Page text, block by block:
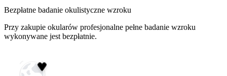
Bezpłatne badanie okulistyczne wzroku
Przy zakupie okularów profesjonalne pełne badanie wzroku
wykonywane jest bezpłatnie.